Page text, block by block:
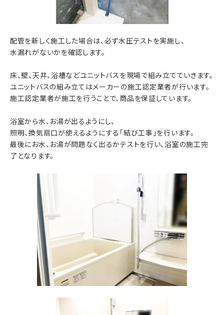
配管を新しく施工した場合は、必ず水圧テストを実施し、
水漏れがないかを確認します。
床、壁、天井、浴槽などユニットバスを現場で組み立てていきます。
ユニットバスの組み立てはメーカーの施工認定業者が行います。
施工認定業者が施工を行うことで、商品を保証しています。
浴室から水、お湯が出るようにし、
照明、換気扇口が使えるようにする「結び工事」を行います。
最後にお水、お湯が問題なく出るかテストを行い、浴室の施工完
了となります。